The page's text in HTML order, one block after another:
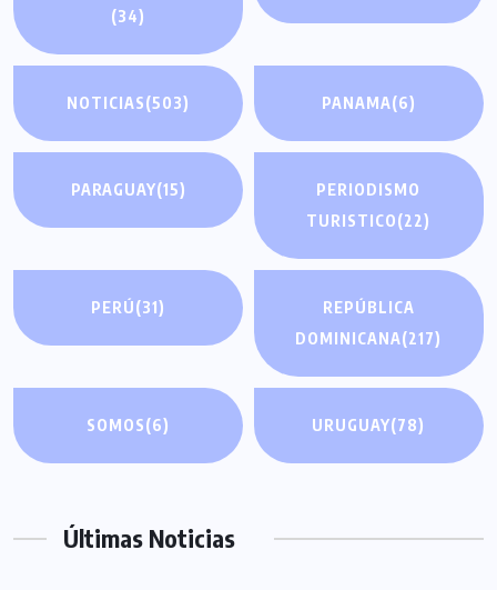
(34)
NOTICIAS(503) PANAMA(6)
PARAGUAY(15)
PERIODISMO
TURISTICO(22)
PERÚ(31)
REPÚBLICA
DOMINICANA(217)
SOMOS(6) URUGUAY(78)
Últimas Noticias